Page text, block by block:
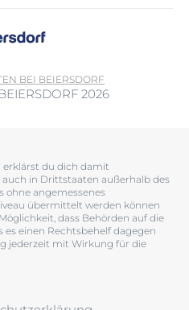
BEI BEIERSDORF
2026
erklärst du dich damit
in Drittstaaten außerhalb des
ohne angemessenes
übermittelt werden können
dass Behörden auf die
einen Rechtsbehelf dagegen
jederzeit mit Wirkung für die